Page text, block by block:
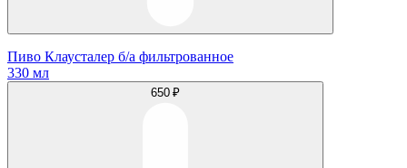
Пиво Клаусталер б/а фильтрованное
330 мл
650 ₽